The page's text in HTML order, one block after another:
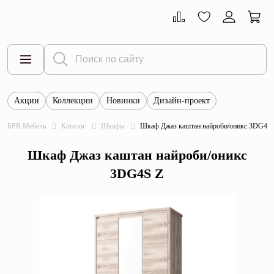
Все товары
Тумбы
Шкафы
Акции Коллекции Новинки Дизайн-проект
БРВ Мебель Каталог Шкафы Шкаф Джаз каштан найроби/оникс 3DG4S
Шкаф Джаз каштан найроби/оникс
3DG4S Z